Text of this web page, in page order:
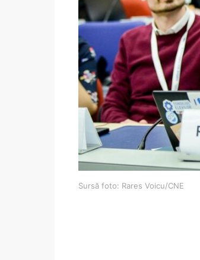
Sursă foto: Rares Voicu/CNE